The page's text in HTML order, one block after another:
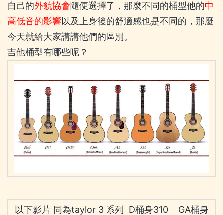
自己的外貌協會隨便選擇了，那麼不同的桶型他的中
高低音的影響以及上身後的舒適感也是不同的，那麼
今天就給大家講講他們的區別。
吉他桶型有哪些呢？
以下影片 同為taylor 3 系列 D桶身310 GA桶身